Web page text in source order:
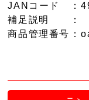
JANコード
：
補足説明
：
商品管理番号 ：